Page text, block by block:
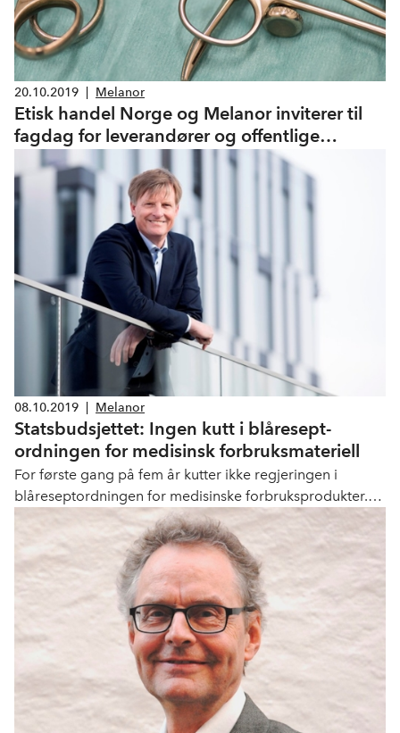
20.10.2019 Melanor
Etisk handel Norge og Melanor inviterer til
fagdag for leverandører og offentlige
oppdragsgivere i helsesektoren
08.10.2019 Melanor
Stats­budsjettet: Ingen kutt i blå­resept­
ordningen for medisinsk forbruks­materiell
For første gang på fem år kutter ikke regjeringen i
blåreseptordningen for medisinske forbruksprodukter.
Jeg er svært glad på brukernes vegne, sier Atle Hunstad
som er daglig leder i Melanor.